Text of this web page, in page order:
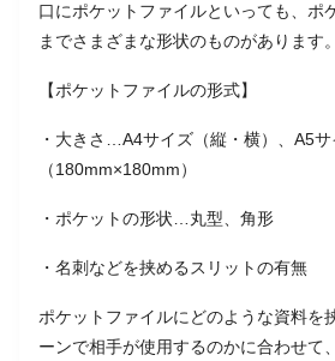
口にポケットファイルといっても、ポ
までさまざまな形状のものがあります。
【ポケットファイルの形式】
・大きさ…A4サイズ（縦・横）、A5
（180mm×180mm）
・ポケットの形状…丸型、角形
・名刺などを挟めるスリットの有無
ポケットファイルにどのような資料を
ーンで相手が使用するのかに合わせて